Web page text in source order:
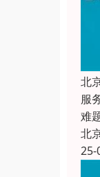
北
服
难
北
25-